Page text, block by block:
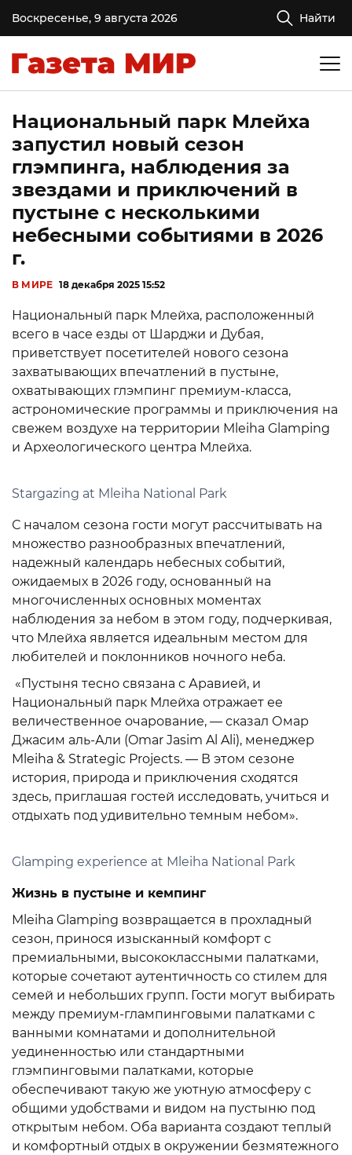
Воскресенье, 9 августа 2026 Найти
Национальный парк Млейха
запустил новый сезон
глэмпинга, наблюдения за
звездами и приключений в
пустыне с несколькими
небесными событиями в 2026
г.
В МИРЕ 18 декабря 2025 15:52
Национальный парк Млейха, расположенный
всего в часе езды от Шарджи и Дубая,
приветствует посетителей нового сезона
захватывающих впечатлений в пустыне,
охватывающих глэмпинг премиум-класса,
астрономические программы и приключения на
свежем воздухе на территории Mleiha Glamping
и Археологического центра Млейха.
Stargazing at Mleiha National Park
С началом сезона гости могут рассчитывать на
множество разнообразных впечатлений,
надежный календарь небесных событий,
ожидаемых в 2026 году, основанный на
многочисленных основных моментах
наблюдения за небом в этом году, подчеркивая,
что Млейха является идеальным местом для
любителей и поклонников ночного неба.
«Пустыня тесно связана с Аравией, и
Национальный парк Млейха отражает ее
величественное очарование, — сказал Омар
Джасим аль-Али (Omar Jasim Al Ali), менеджер
Mleiha & Strategic Projects. — В этом сезоне
история, природа и приключения сходятся
здесь, приглашая гостей исследовать, учиться и
отдыхать под удивительно темным небом».
Glamping experience at Mleiha National Park
Жизнь в пустыне и кемпинг
Mleiha Glamping возвращается в прохладный
сезон, принося изысканный комфорт с
премиальными, высококлассными палатками,
которые сочетают аутентичность со стилем для
семей и небольших групп. Гости могут выбирать
между премиум-глампинговыми палатками с
ванными комнатами и дополнительной
уединенностью или стандартными
глэмпинговыми палатками, которые
обеспечивают такую же уютную атмосферу с
общими удобствами и видом на пустыню под
открытым небом. Оба варианта создают теплый
и комфортный отдых в окружении безмятежного